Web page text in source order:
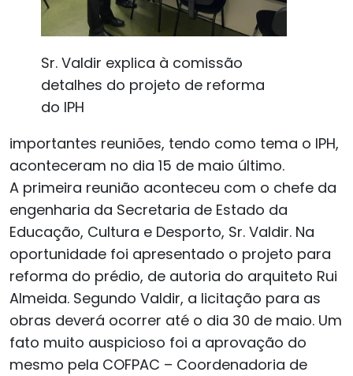
Sr. Valdir explica à comissão
detalhes do projeto de reforma
do IPH
importantes reuniões, tendo como tema o IPH,
aconteceram no dia 15 de maio último.
A primeira reunião aconteceu com o chefe da
engenharia da Secretaria de Estado da
Educação, Cultura e Desporto, Sr. Valdir. Na
oportunidade foi apresentado o projeto para
reforma do prédio, de autoria do arquiteto Rui
Almeida. Segundo Valdir, a licitação para as
obras deverá ocorrer até o dia 30 de maio. Um
fato muito auspicioso foi a aprovação do
mesmo pela COFPAC – Coordenadoria de